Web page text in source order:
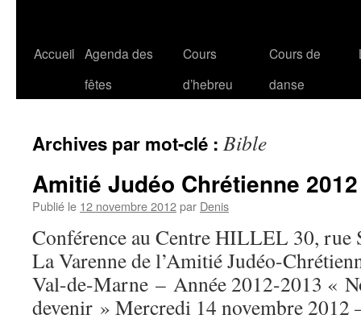
Aller
Accueil Agenda des
fêtes
Cours
d’hebreu
Cours de
danse
Archives par mot-clé : Bible
Amitié Judéo Chrétienne 2012
Publié le 12 novembre 2012par Denis
Conférence au Centre HILLEL 30,
La Varenne de l’Amitié Judéo-
Val-de-Marne – Année 2012-2013 «
devenir » Mercredi 14 novembre 2012